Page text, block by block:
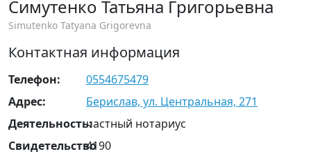
Симутенко Татьяна Григорьевна
Simutenko Tatyana Grigorevna
Контактная информация
Телефон:
0554675479
Адрес:
Берислав, ул. Центральная, 271
Деятельность:частный нотариус
Свидетельство4190